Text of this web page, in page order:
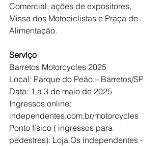
Comercial, ações de expositores,
Missa dos Motociclistas e Praça de
Alimentação.
Serviço
Barretos Motorcycles 2025
Local: Parque do Peão – Barretos/SP
Data: 1 a 3 de maio de 2025
Ingressos online:
independentes.com.br/motorcycles
Ponto físico ( ingressos para
pedestres): Loja Os Independentes -